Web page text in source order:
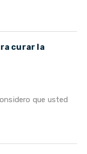
curar la
que usted